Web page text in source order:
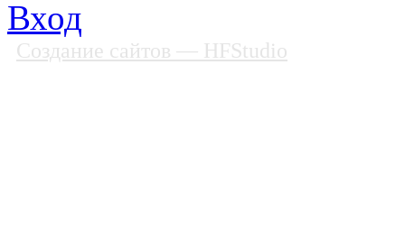
Вход
Создание сайтов — HFStudio